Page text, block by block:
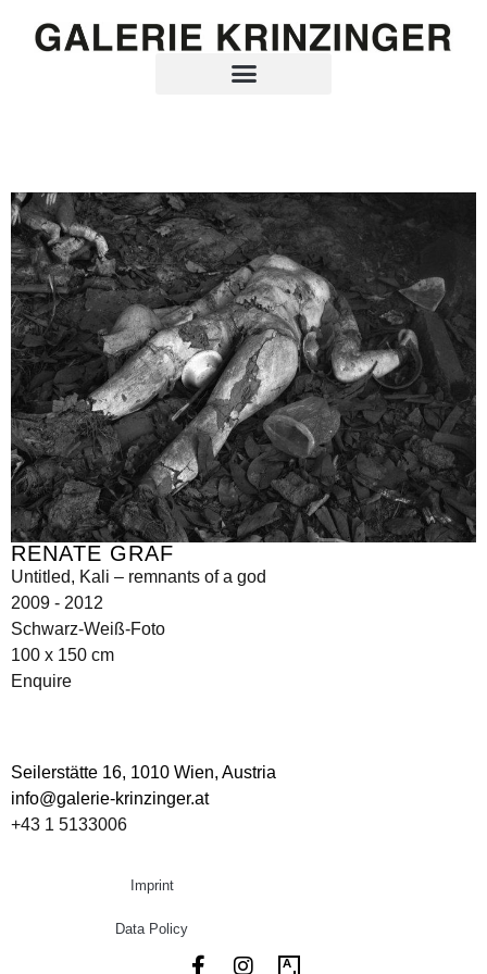
RENATE GRAF
Untitled, Kali – remnants of a god
2009 - 2012
Schwarz-Weiß-Foto
100 x 150 cm
Enquire
Seilerstätte 16, 1010 Wien, Austria
info@galerie-krinzinger.at
+43 1 5133006
Imprint
Data Policy